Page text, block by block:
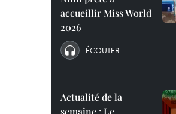
accueillir Miss World
2026
ÉCOUTER
Actualité de la
semaine : Le